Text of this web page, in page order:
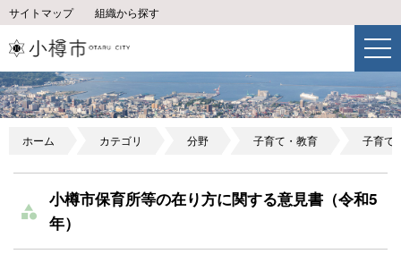
サイトマップ 組織から探す
ホーム カテゴリ 分野 子育て・教育 子育て
小樽市保育所等の在り方に関する意見書（令和5
年）